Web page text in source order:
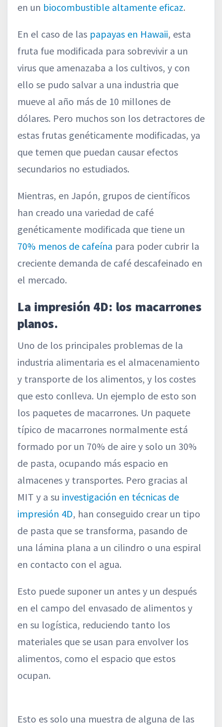
en un biocombustible altamente eficaz.
En el caso de las papayas en Hawaii, esta
fruta fue modificada para sobrevivir a un
virus que amenazaba a los cultivos, y con
ello se pudo salvar a una industria que
mueve al año más de 10 millones de
dólares. Pero muchos son los detractores de
estas frutas genéticamente modificadas, ya
que temen que puedan causar efectos
secundarios no estudiados.
Mientras, en Japón, grupos de científicos
han creado una variedad de café
genéticamente modificada que tiene un
70% menos de cafeína para poder cubrir la
creciente demanda de café descafeinado en
el mercado.
La impresión 4D: los macarrones
planos.
Uno de los principales problemas de la
industria alimentaria es el almacenamiento
y transporte de los alimentos, y los costes
que esto conlleva. Un ejemplo de esto son
los paquetes de macarrones. Un paquete
típico de macarrones normalmente está
formado por un 70% de aire y solo un 30%
de pasta, ocupando más espacio en
almacenes y transportes. Pero gracias al
MIT y a su investigación en técnicas de
impresión 4D, han conseguido crear un tipo
de pasta que se transforma, pasando de
una lámina plana a un cilindro o una espiral
en contacto con el agua.
Esto puede suponer un antes y un después
en el campo del envasado de alimentos y
en su logística, reduciendo tanto los
materiales que se usan para envolver los
alimentos, como el espacio que estos
ocupan.
Esto es solo una muestra de alguna de las